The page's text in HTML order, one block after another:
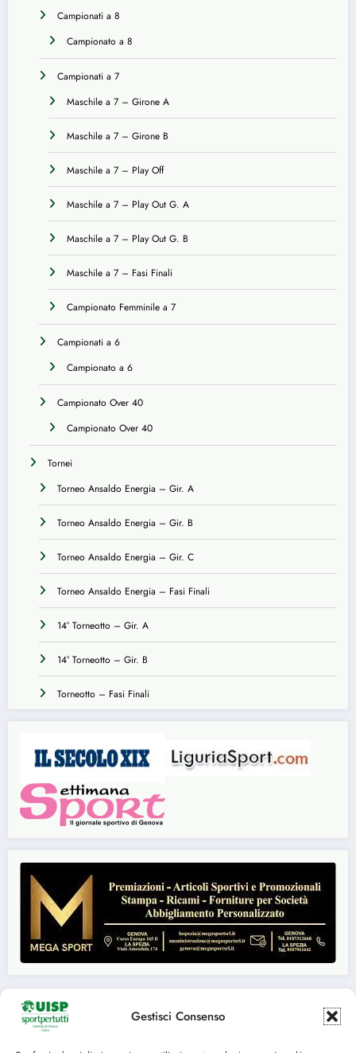
Gestisci Consenso
Campionati a 8
Campionato a 8
Campionati a 7
Maschile a 7 – Girone A
Maschile a 7 – Girone B
Maschile a 7 – Play Off
Maschile a 7 – Play Out G. A
Maschile a 7 – Play Out G. B
Maschile a 7 – Fasi Finali
Campionato Femminile a 7
Campionati a 6
Campionato a 6
Campionato Over 40
Campionato Over 40
Tornei
Torneo Ansaldo Energia – Gir. A
Torneo Ansaldo Energia – Gir. B
Torneo Ansaldo Energia – Gir. C
Torneo Ansaldo Energia – Fasi Finali
14° Torneotto – Gir. A
14° Torneotto – Gir. B
Torneotto – Fasi Finali